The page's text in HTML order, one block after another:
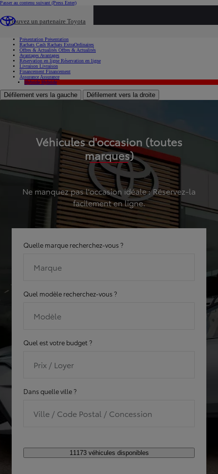
Passer au contenu suivant (Press Enter)
Trouvez un partenaire Toyota
Présentation Présentation
Rachats Cash Rachats ExtraOrdinaires
Offres & Actualités Offres & Actualités
Avantages Avantages
Réservation en ligne Réservation en ligne
Livraison Livraison
Financement Financement
Assurance Assurance
Hybride Hybride
Défilement vers la gauche Défilement vers la droite
Véhicules d'occasion (toutes
marques)
Ne manquez pas l'occasion idéale : Réservez-la
facilement en ligne.
Quelle marque recherchez-vous ?
Marque
Quel modèle recherchez-vous ?
Modèle
Quel est votre budget ?
Prix / Loyer
Dans quelle ville ?
Ville / Code Postal / Concession
11173 véhicules disponibles